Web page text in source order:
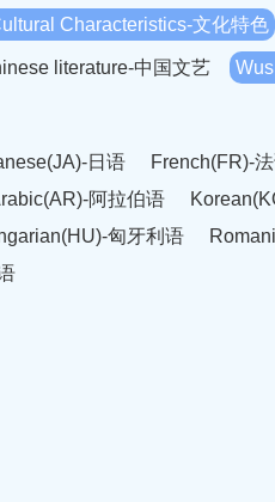
Characteristics-文化特色
literature-中国文艺
日语
French(FR)-
阿拉伯语
匈牙利语